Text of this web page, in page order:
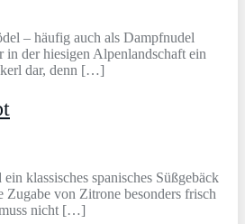
– häufig auch als Dampfnudel
in der hiesigen Alpenlandschaft ein
dar, denn […]
klassisches spanisches Süßgebäck
Zugabe von Zitrone besonders frisch
nicht […]